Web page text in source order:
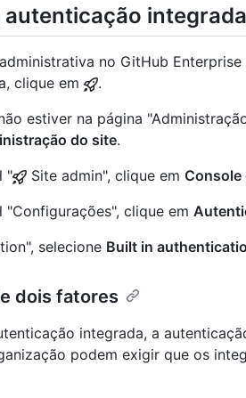
integrada
no GitHub
clique em
.
estiver na página
do site.
"
Site admin", clique em Console
"Configurações", clique em
selecione Built in
dois fatores
integrada, a
podem exigir que os